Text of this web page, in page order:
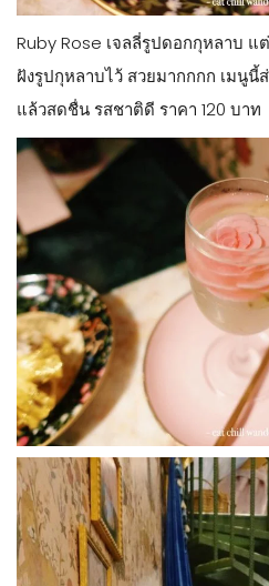
Ruby Rose เจลลี่รูปดอกกุหลาบ แ
ฝังรูปกุหลาบไว้ สวยมากกกก เมนู
แล้วสดชื่น รสชาติดี ราคา 120 บาท